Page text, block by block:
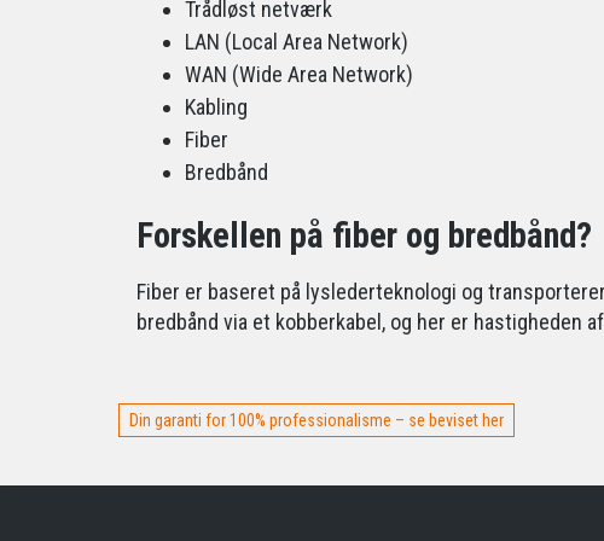
Trådløst netværk
LAN (Local Area Network)
WAN (Wide Area Network)
Kabling
Fiber
Bredbånd
Forskellen på fiber og bredbånd?
Fiber er baseret på lyslederteknologi og
bredbånd via et kobberkabel, og her er
Din garanti for 100% professionalisme – se beviset her